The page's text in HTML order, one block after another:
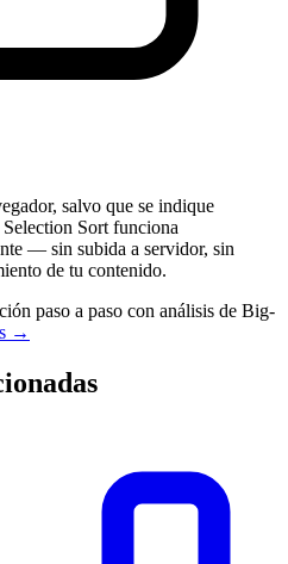
salvo que se indique
Sort funciona
— sin subida a servidor, sin
de tu contenido.
paso a paso con análisis de Big-
→